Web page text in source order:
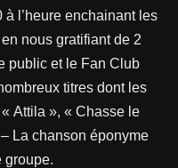
l’heure enchainant les
nous gratifiant de 2
public et le Fan Club
titres dont les
Attila », « Chasse le
La chanson éponyme
groupe.